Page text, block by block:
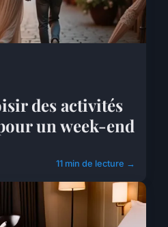
des activités
un week-end
11 min de lecture →